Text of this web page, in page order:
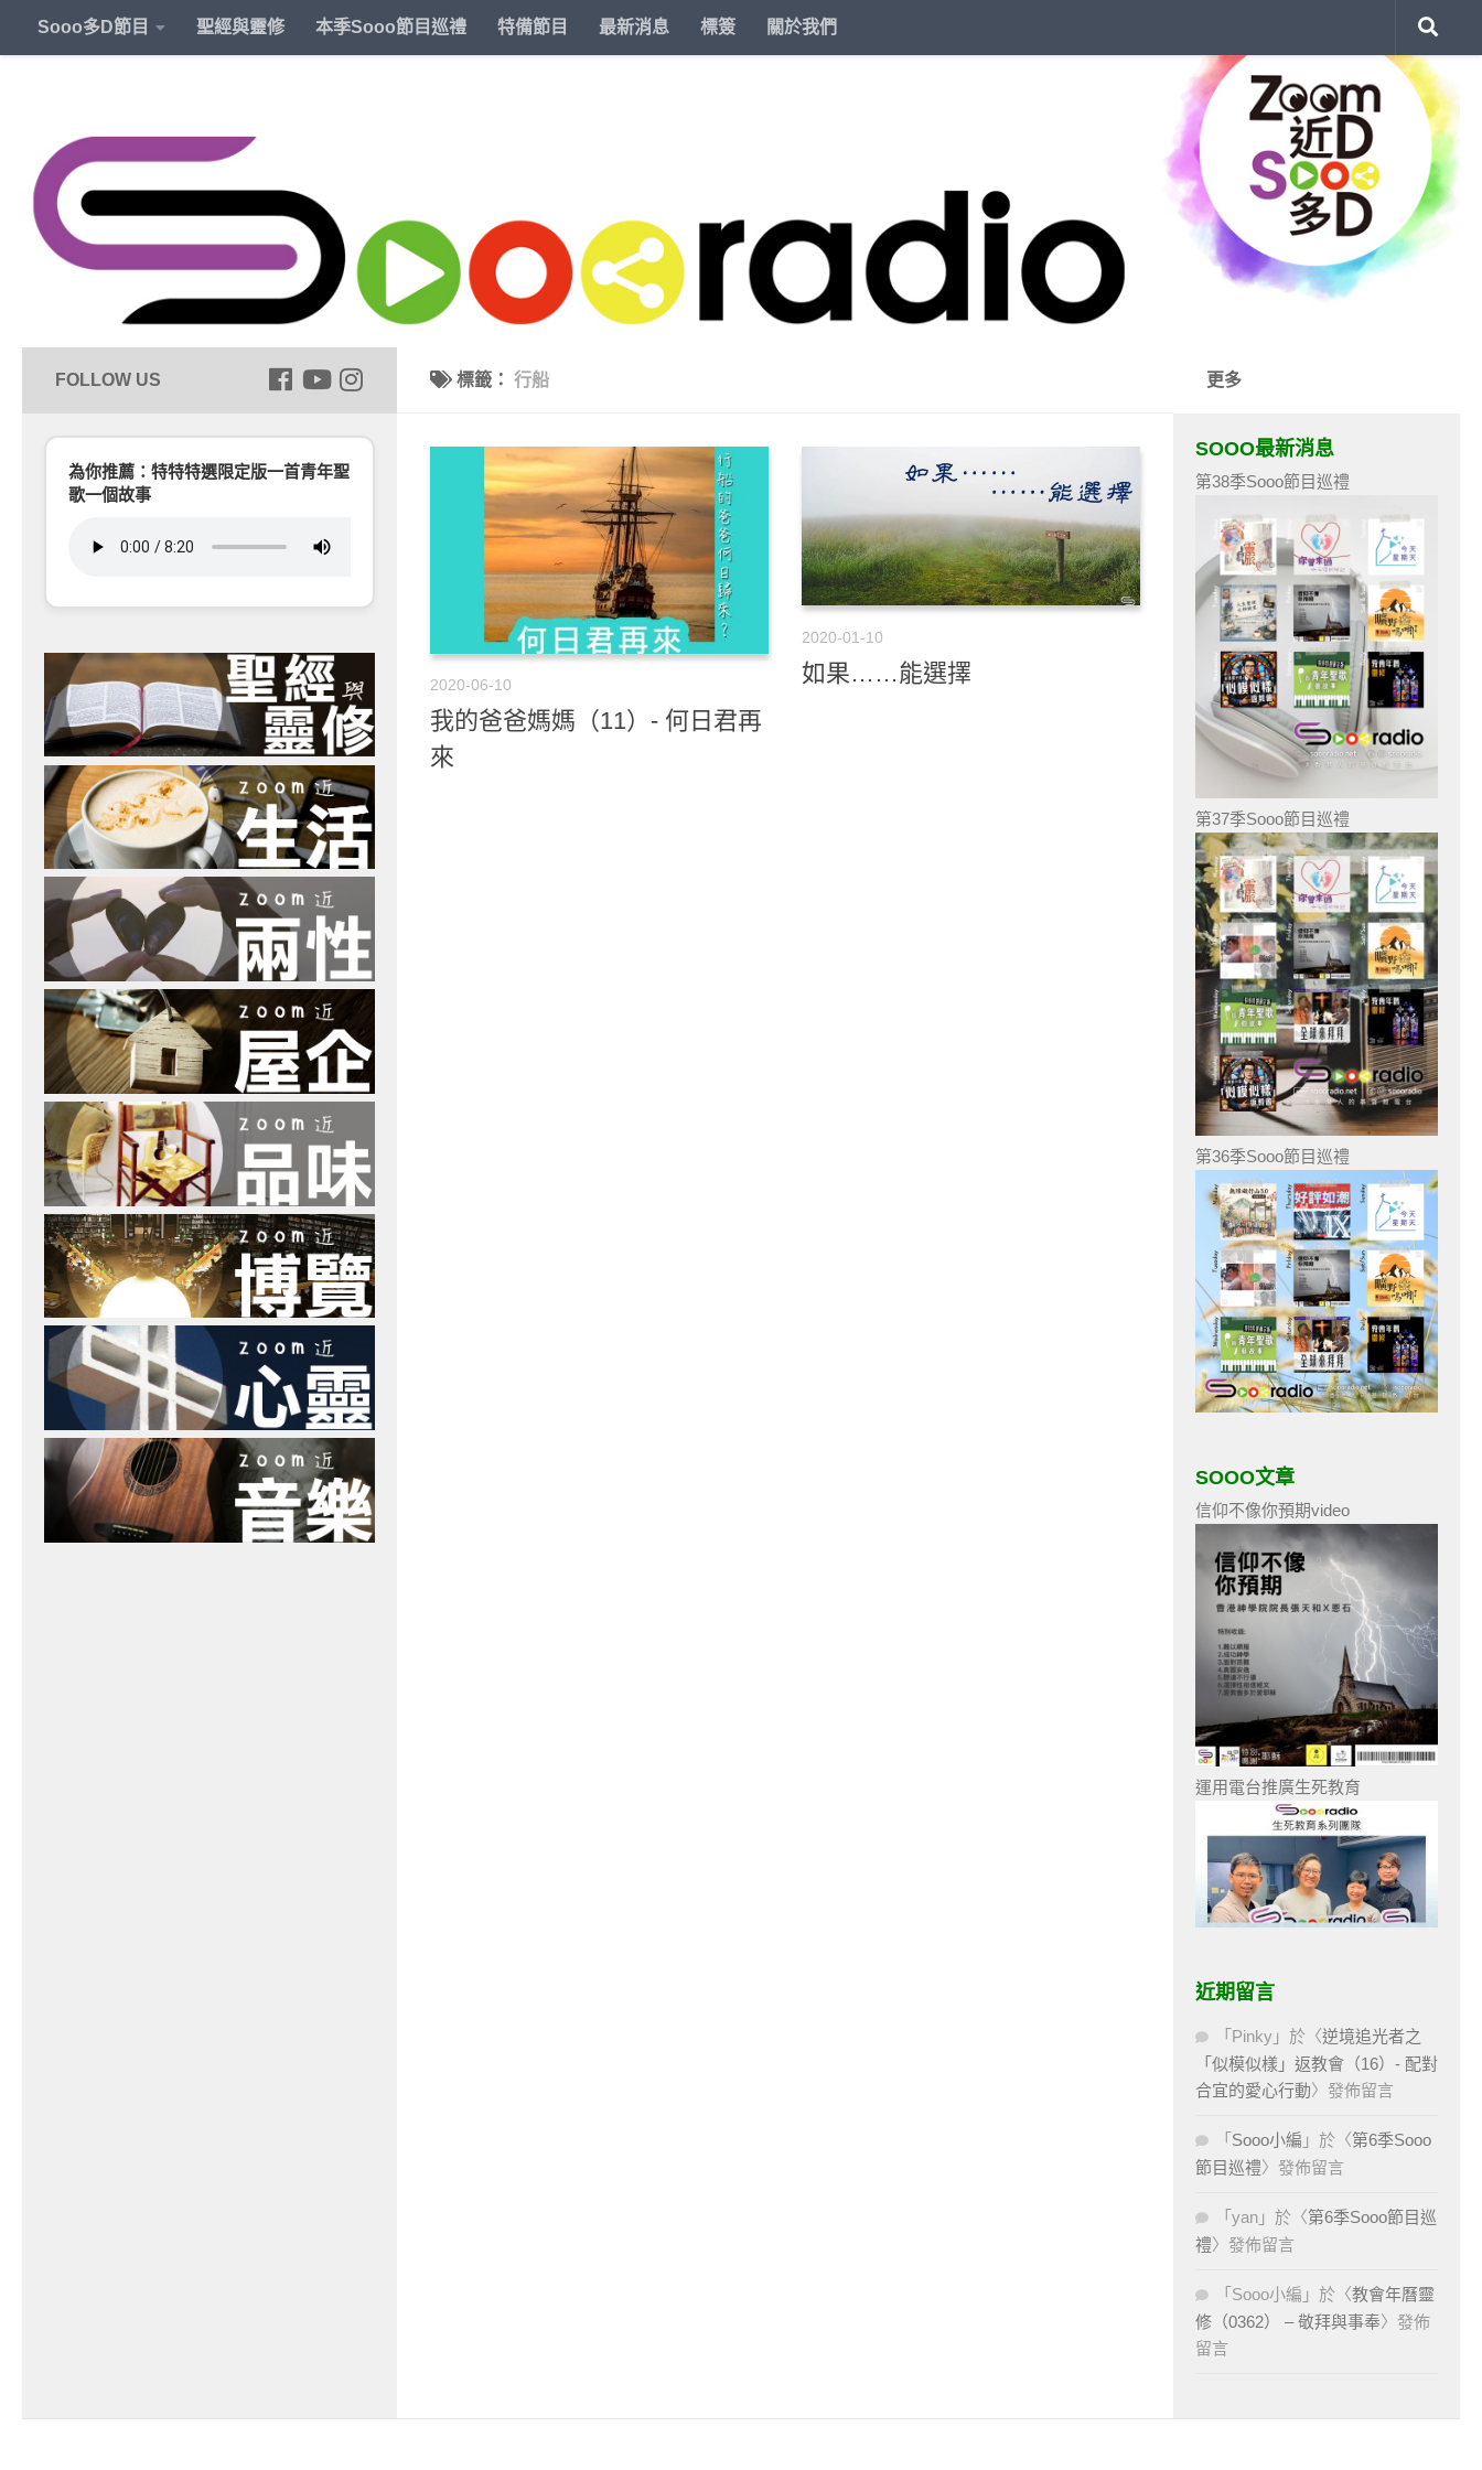
Sooo多D節目 聖經與靈修 本季Sooo節目巡禮 特備節目 最新消息 標簽 關於我們
標籤： 行船
2020-06-10
我的爸爸媽媽（11）- 何日君再
來
2020-01-10
如果……能選擇
為你推薦：特特特選限定版一首青年聖
歌一個故事
更多
SOOO最新消息
第38季Sooo節目巡禮
第37季Sooo節目巡禮
第36季Sooo節目巡禮
SOOO文章
信仰不像你預期video
運用電台推廣生死教育
近期留言
「 Pinky 」於〈逆境追光者之
「似模似樣」返教會（16）- 配對
合宜的愛心行動〉發佈留言
「 Sooo小編 」於〈第6季Sooo
節目巡禮〉發佈留言
「 yan 」於〈第6季Sooo節目巡
禮〉發佈留言
「 Sooo小編 」於〈教會年曆靈
修（0362） – 敬拜與事奉〉發佈
留言